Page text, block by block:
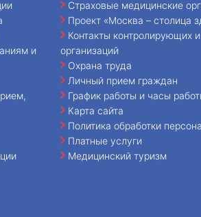
и
Страховые медицинские
Проект «Москва – столица
Контакты контролирующих
организаций
Охрана труда
Личный прием граждан
График работы и часы
Карта сайта
Политика обработки
Платные услуги
Медицинский туризм